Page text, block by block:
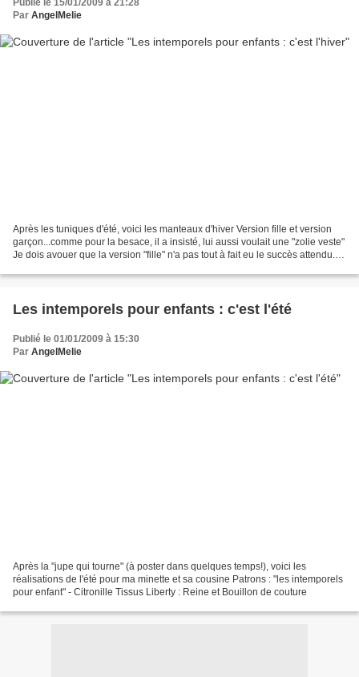
Par AngelMelie
Après les tuniques d'été, voici les manteaux d'hiver Version fille et version
garçon...comme pour la besace, il a insisté, lui aussi voulait une "zolie veste"
Je dois avouer que la version "fille" n'a pas tout à fait eu le succès attendu.
Les intemporels pour enfants : c'est l'été
Publié le 01/01/2009 à 15:30
Par AngelMelie
Après la "jupe qui tourne" (à poster dans quelques temps!), voici les
réalisations de l'été pour ma minette et sa cousine Patrons : "les intemporels
pour enfant" - Citronille Tissus Liberty : Reine et Bouillon de couture